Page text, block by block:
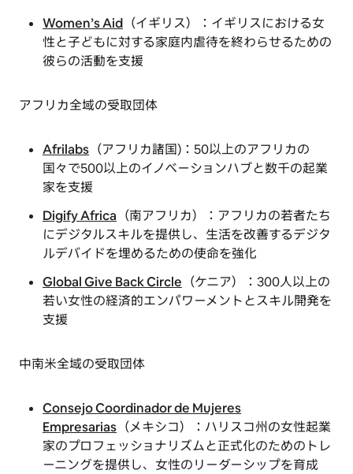
Women’s Aid （イギリス）：イギリスにおける女
性と子どもに対する家庭内虐待を終わらせるための
彼らの活動を支援
アフリカ全域の受取団体
Afrilabs （アフリカ諸国)：50以上のアフリカの
国々で500以上のイノベーションハブと数千の起業
家を支援
Digify Africa （南アフリカ）：アフリカの若者たち
にデジタルスキルを提供し、生活を改善するデジタ
ルデバイドを埋めるための使命を強化
Global Give Back Circle （ケニア）：300人以上の
若い女性の経済的エンパワーメントとスキル開発を
支援
中南米全域の受取団体
Consejo Coordinador de Mujeres
Empresarias （メキシコ）：ハリスコ州の女性起業
家のプロフェッショナリズムと正式化のためのトレ
ーニングを提供し、女性のリーダーシップを育成